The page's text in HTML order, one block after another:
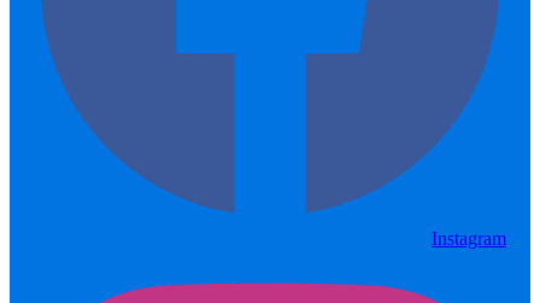
Instagram